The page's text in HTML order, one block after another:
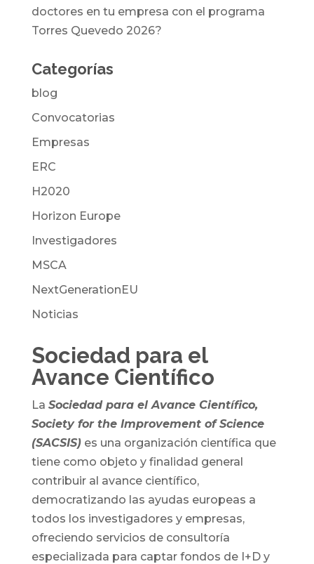
doctores en tu empresa con el programa
Torres Quevedo 2026?
Categorías
blog
Convocatorias
Empresas
ERC
H2020
Horizon Europe
Investigadores
MSCA
NextGenerationEU
Noticias
Sociedad para el
Avance Científico
La Sociedad para el Avance Científico,
Society for the Improvement of Science
(SACSIS)es una organización científica que
tiene como objeto y finalidad general
contribuir al avance científico,
democratizando las ayudas europeas a
todos los investigadores y empresas,
ofreciendo servicios de consultoría
especializada para captar fondos de I+D y